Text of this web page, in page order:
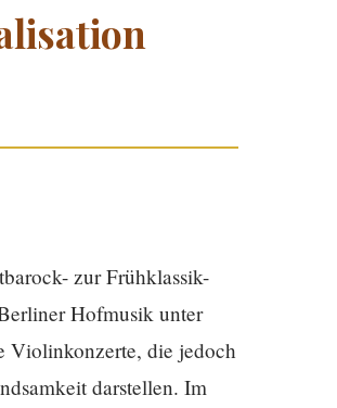
zur Frühklassik-
Hofmusik unter
Violinkonzerte, die jedoch
darstellen. Im